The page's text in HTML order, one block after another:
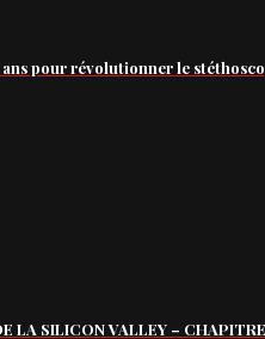
pour révolutionner le
LA SILICON VALLEY –